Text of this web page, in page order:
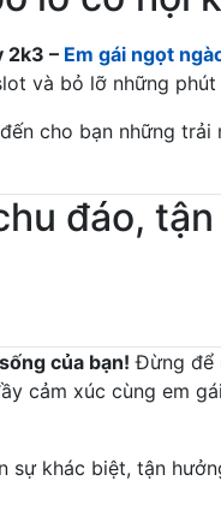
2k3 – Em gái ngọt
và bỏ lỡ những
cho bạn những trải
đáo,
của bạn! Đừng để
cảm xúc cùng em
sự khác biệt, tận